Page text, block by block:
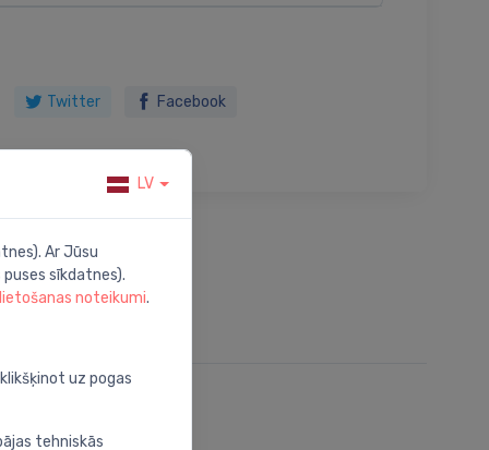
Twitter Facebook
LV
Ar Jūsu
sīkdatnes).
noteikumi.
uz pogas
tehniskās